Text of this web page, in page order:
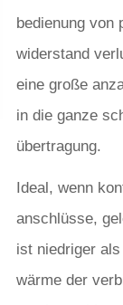
bedienung von
widerstand
eine große
in die ganze
übertragung.
Ideal, wenn
anschlüsse,
ist niedriger
wärme der